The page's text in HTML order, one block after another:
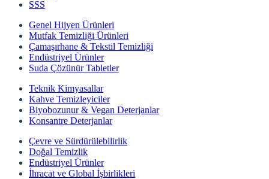
SSS
Genel Hijyen Ürünleri
Mutfak Temizliği Ürünleri
Çamaşırhane & Tekstil Temizliği
Endüstriyel Ürünler
Suda Çözünür Tabletler
Teknik Kimyasallar
Kahve Temizleyiciler
Biyobozunur & Vegan Deterjanlar
Konsantre Deterjanlar
Çevre ve Sürdürülebilirlik
Doğal Temizlik
Endüstriyel Ürünler
İhracat ve Global İşbirlikleri